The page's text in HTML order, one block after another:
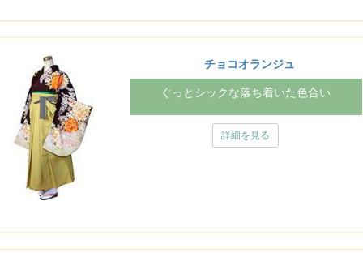
チョコオランジュ
ぐっとシックな落ち着いた色合い
詳細を見る